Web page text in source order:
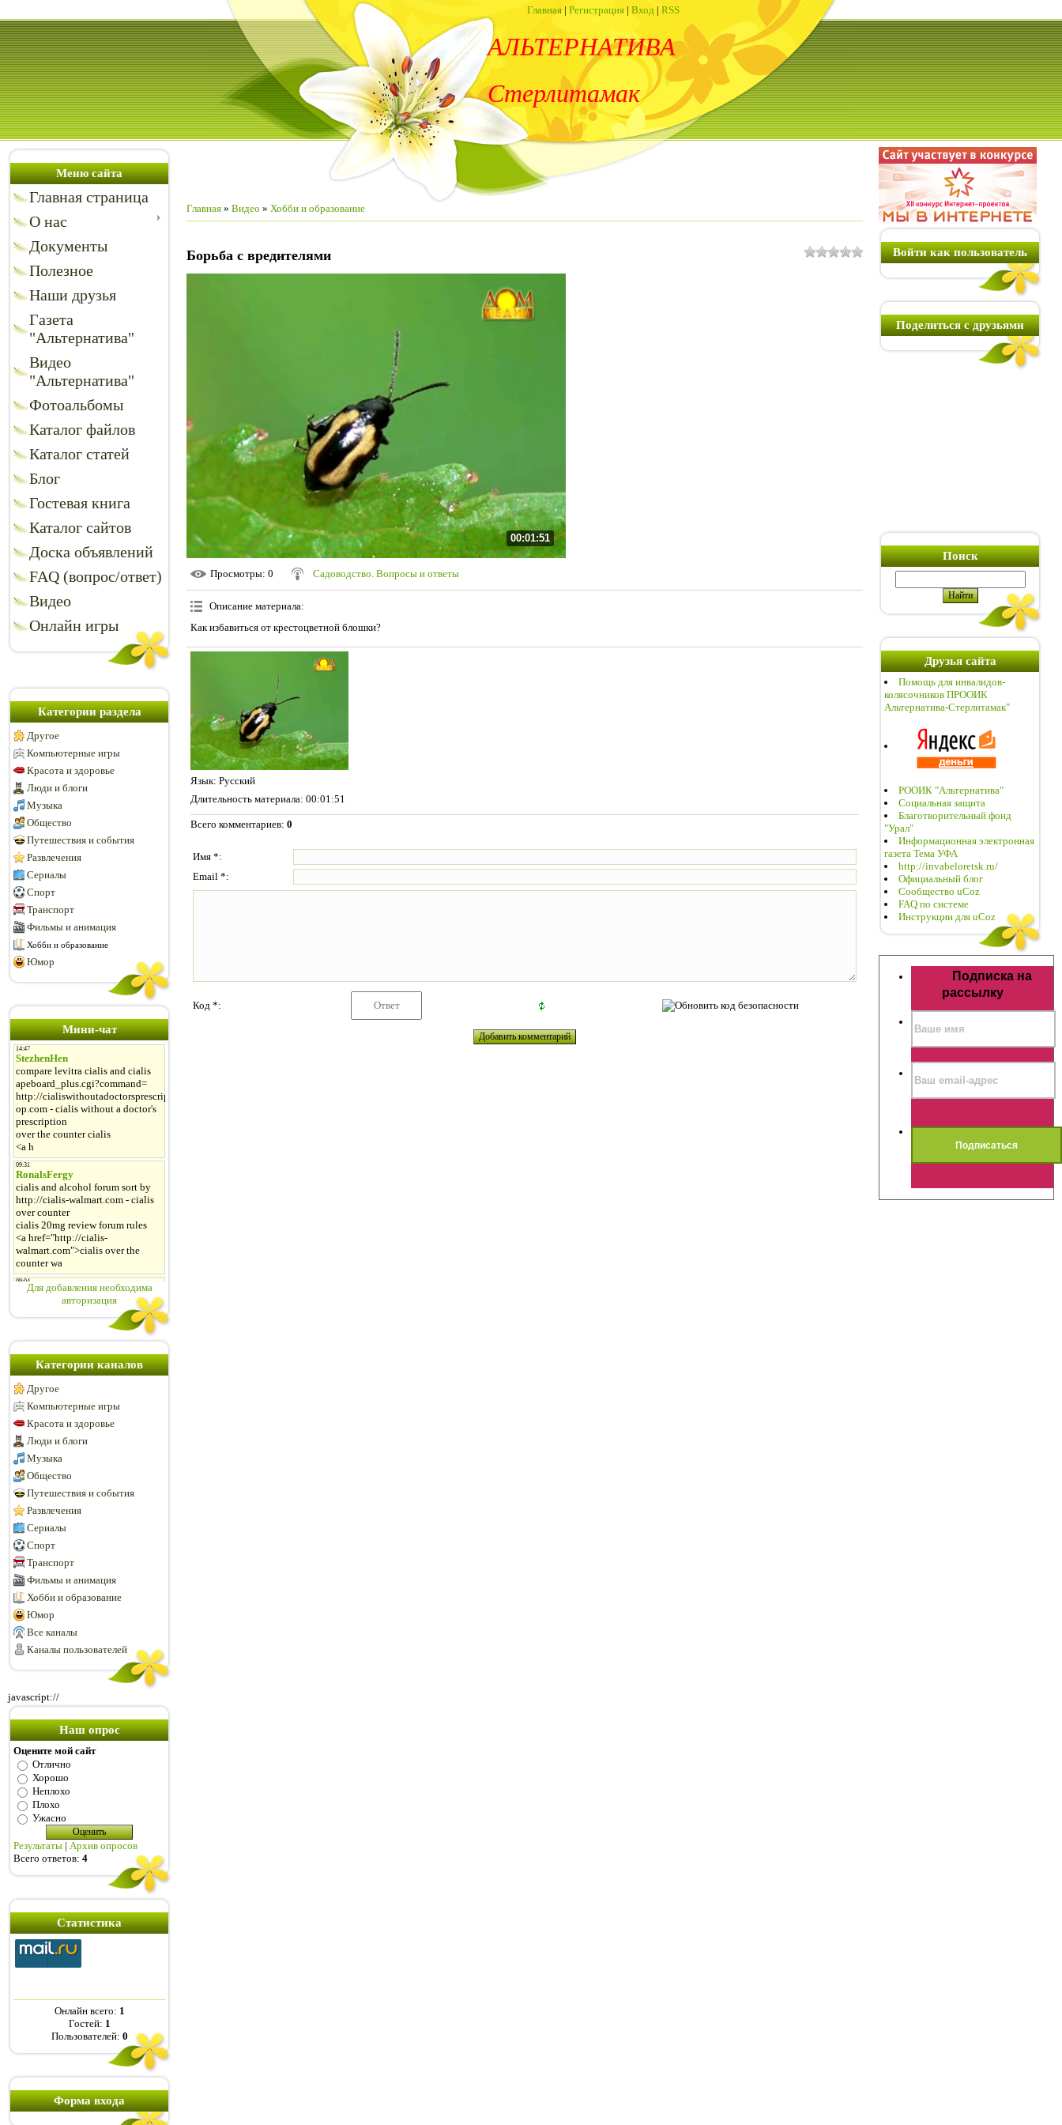
Главная | Регистрация | Вход | RSS
АЛЬТЕРНАТИВА
Стерлитамак
Меню сайта
Главная страница
О нас
Документы
Полезное
Наши друзья
Газета
"Альтернатива"
Видео
"Альтернатива"
Фотоальбомы
Каталог файлов
Каталог статей
Блог
Гостевая книга
Каталог сайтов
Доска объявлений
FAQ (вопрос/ответ)
Видео
Онлайн игры
Категории раздела
Другое
Компьютерные игры
Красота и здоровье
Люди и блоги
Музыка
Общество
Путешествия и события
Развлечения
Сериалы
Спорт
Транспорт
Фильмы и анимация
Хобби и образование
Юмор
Мини-чат
Для добавления необходима
авторизация
Категории каналов
Другое
Компьютерные игры
Красота и здоровье
Люди и блоги
Музыка
Общество
Путешествия и события
Развлечения
Сериалы
Спорт
Транспорт
Фильмы и анимация
Хобби и образование
Юмор
Все каналы
Каналы пользователей
javascript://
Наш опрос
Оцените мой сайт
Отлично
Хорошо
Неплохо
Плохо
Ужасно
Результаты | Архив опросов
Всего ответов: 4
Статистика
Онлайн всего: 1
Гостей: 1
Пользователей: 0
Форма входа
Главная » Видео » Хобби и образование
Борьба с вредителями
00:01:51
Просмотры: 0 Садоводство. Вопросы и ответы
Описание материала:
Как избавиться от крестоцветной блошки?
Язык: Русский
Длительность материала: 00:01:51
Всего комментариев: 0
Имя *:
Email *:
Код *:
Войти как пользователь
Поделиться с друзьями
Поиск
Друзья сайта
Помощь для инвалидов-
колясочников ПРООИК
Альтернатива-Стерлитамак"
РООИК "Альтернатива"
Социальная защита
Благотворительный фонд
"Урал"
Информационная электронная
газета Тема УФА
http://invabeloretsk.ru/
Официальный блог
Сообщество uCoz
FAQ по системе
Инструкции для uCoz
Подписка на
рассылку